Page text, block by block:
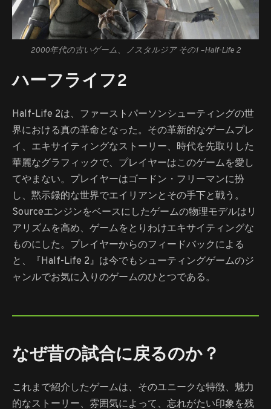
2000年代の古いゲーム、ノスタルジア その1 –Half-Life 2
ハーフライフ2
Half-Life 2は、ファーストパーソンシューティングの世
界における真の革命となった。その革新的なゲームプレ
イ、エキサイティングなストーリー、時代を先取りした
華麗なグラフィックで、プレイヤーはこのゲームを愛し
てやまない。プレイヤーはゴードン・フリーマンに扮
し、黙示録的な世界でエイリアンとその手下と戦う。
Sourceエンジンをベースにしたゲームの物理モデルはリ
アリズムを高め、ゲームをとりわけエキサイティングな
ものにした。プレイヤーからのフィードバックによる
と、『Half-Life 2』は今でもシューティングゲームのジ
ャンルでお気に入りのゲームのひとつである。
なぜ昔の試合に戻るのか？
これまで紹介したゲームは、そのユニークな特徴、魅力
的なストーリー、雰囲気によって、忘れがたい印象を残